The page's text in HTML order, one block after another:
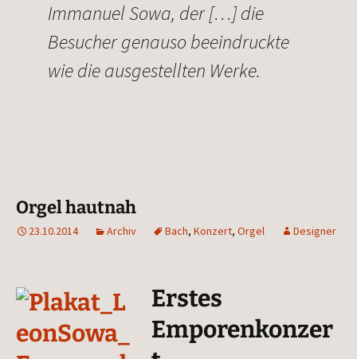
Imma­nu­el Sowa, der […] die
Besu­cher genau­so beein­druck­te
wie die aus­ge­stell­ten Werke.
Orgel hautnah
23.10.2014 Archiv Bach, Konzert, Orgel Designer
Erstes
Emporenkonzer